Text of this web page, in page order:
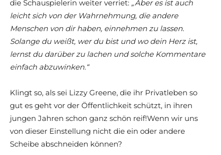
die Schauspielerin weiter verriet: „Aber es ist auch
leicht sich von der Wahrnehmung, die andere
Menschen von dir haben, einnehmen zu lassen.
Solange du weißt, wer du bist und wo dein Herz ist,
lernst du darüber zu lachen und solche Kommentare
einfach abzuwinken.“
Klingt so, als sei Lizzy Greene, die ihr Privatleben so
gut es geht vor der Öffentlichkeit schützt, in ihren
jungen Jahren schon ganz schön reif!Wenn wir uns
von dieser Einstellung nicht die ein oder andere
Scheibe abschneiden können?